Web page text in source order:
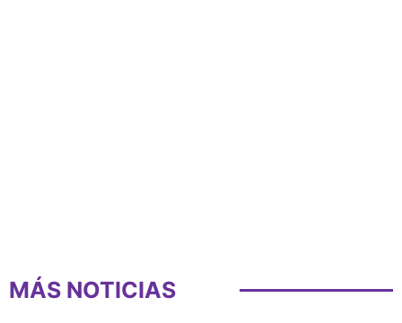
MÁS NOTICIAS